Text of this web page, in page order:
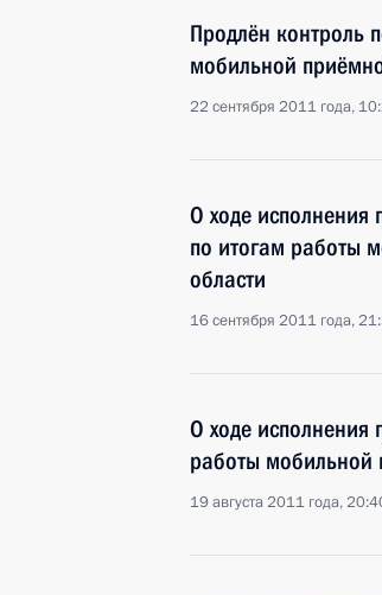
Продлён контроль
мобильной
22 сентября 2011 года,
О ходе исполнения
по итогам работы
области
16 сентября 2011 года,
О ходе исполнения
работы мобильной
19 августа 2011 года,